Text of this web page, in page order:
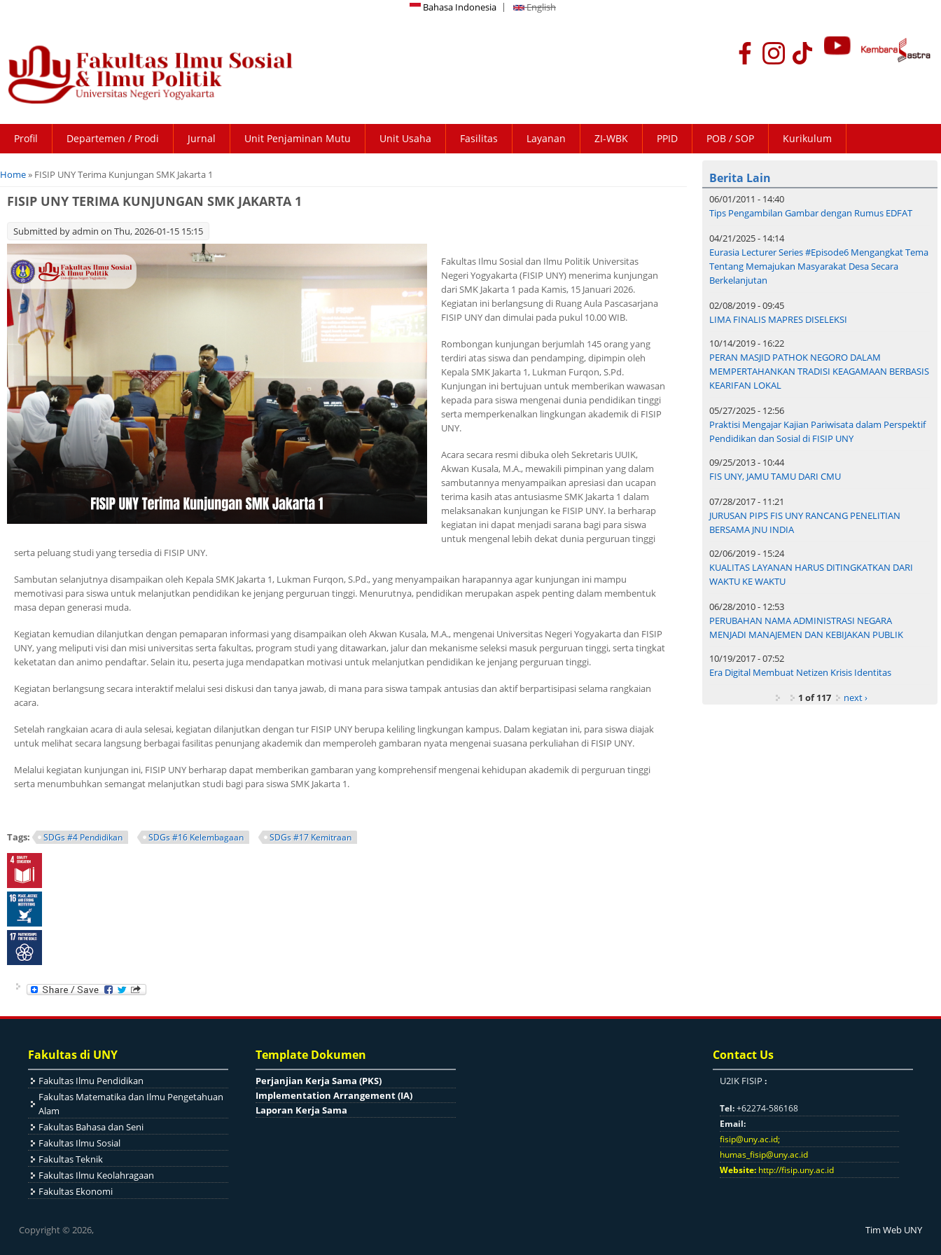
Bahasa Indonesia English
Profil Departemen / Prodi Jurnal Unit Penjaminan Mutu Unit Usaha Fasilitas Layanan ZI-WBK PPID POB / SOP Kurikulum
You are here
Home» FISIP UNY Terima Kunjungan SMK Jakarta 1
FISIP UNY TERIMA KUNJUNGAN SMK JAKARTA 1
Submitted byadmin on Thu, 2026-01-15 15:15
Fakultas Ilmu Sosial dan Ilmu Politik Universitas
Negeri Yogyakarta (FISIP UNY) menerima kunjungan
dari SMK Jakarta 1 pada Kamis, 15 Januari 2026.
Kegiatan ini berlangsung di Ruang Aula Pascasarjana
FISIP UNY dan dimulai pada pukul 10.00 WIB.
Rombongan kunjungan berjumlah 145 orang yang
terdiri atas siswa dan pendamping, dipimpin oleh
Kepala SMK Jakarta 1, Lukman Furqon, S.Pd.
Kunjungan ini bertujuan untuk memberikan wawasan
kepada para siswa mengenai dunia pendidikan tinggi
serta memperkenalkan lingkungan akademik di FISIP
UNY.
Acara secara resmi dibuka oleh Sekretaris UUIK,
Akwan Kusala, M.A., mewakili pimpinan yang dalam
sambutannya menyampaikan apresiasi dan ucapan
terima kasih atas antusiasme SMK Jakarta 1 dalam
melaksanakan kunjungan ke FISIP UNY. Ia berharap
kegiatan ini dapat menjadi sarana bagi para siswa
untuk mengenal lebih dekat dunia perguruan tinggi
serta peluang studi yang tersedia di FISIP UNY.
Sambutan selanjutnya disampaikan oleh Kepala SMK Jakarta 1, Lukman Furqon, S.Pd., yang menyampaikan harapannya agar kunjungan ini mampu
memotivasi para siswa untuk melanjutkan pendidikan ke jenjang perguruan tinggi. Menurutnya, pendidikan merupakan aspek penting dalam membentuk
masa depan generasi muda.
Kegiatan kemudian dilanjutkan dengan pemaparan informasi yang disampaikan oleh Akwan Kusala, M.A., mengenai Universitas Negeri Yogyakarta dan FISIP
UNY, yang meliputi visi dan misi universitas serta fakultas, program studi yang ditawarkan, jalur dan mekanisme seleksi masuk perguruan tinggi, serta tingkat
keketatan dan animo pendaftar. Selain itu, peserta juga mendapatkan motivasi untuk melanjutkan pendidikan ke jenjang perguruan tinggi.
Kegiatan berlangsung secara interaktif melalui sesi diskusi dan tanya jawab, di mana para siswa tampak antusias dan aktif berpartisipasi selama rangkaian
acara.
Setelah rangkaian acara di aula selesai, kegiatan dilanjutkan dengan tur FISIP UNY berupa keliling lingkungan kampus. Dalam kegiatan ini, para siswa diajak
untuk melihat secara langsung berbagai fasilitas penunjang akademik dan memperoleh gambaran nyata mengenai suasana perkuliahan di FISIP UNY.
Melalui kegiatan kunjungan ini, FISIP UNY berharap dapat memberikan gambaran yang komprehensif mengenai kehidupan akademik di perguruan tinggi
serta menumbuhkan semangat melanjutkan studi bagi para siswa SMK Jakarta 1.
Tags: SDGs #4 Pendidikan SDGs #16 Kelembagaan SDGs #17 Kemitraan
Berita Lain
06/01/2011 - 14:40
Tips Pengambilan Gambar dengan Rumus EDFAT
04/21/2025 - 14:14
Eurasia Lecturer Series #Episode6 Mengangkat Tema
Tentang Memajukan Masyarakat Desa Secara
Berkelanjutan
02/08/2019 - 09:45
LIMA FINALIS MAPRES DISELEKSI
10/14/2019 - 16:22
PERAN MASJID PATHOK NEGORO DALAM
MEMPERTAHANKAN TRADISI KEAGAMAAN BERBASIS
KEARIFAN LOKAL
05/27/2025 - 12:56
Praktisi Mengajar Kajian Pariwisata dalam Perspektif
Pendidikan dan Sosial di FISIP UNY
09/25/2013 - 10:44
FIS UNY, JAMU TAMU DARI CMU
07/28/2017 - 11:21
JURUSAN PIPS FIS UNY RANCANG PENELITIAN
BERSAMA JNU INDIA
02/06/2019 - 15:24
KUALITAS LAYANAN HARUS DITINGKATKAN DARI
WAKTU KE WAKTU
06/28/2010 - 12:53
PERUBAHAN NAMA ADMINISTRASI NEGARA
MENJADI MANAJEMEN DAN KEBIJAKAN PUBLIK
10/19/2017 - 07:52
Era Digital Membuat Netizen Krisis Identitas
1 of 117
next ›
Fakultas di UNY
Fakultas Ilmu Pendidikan
Fakultas Matematika dan Ilmu Pengetahuan
Alam
Fakultas Bahasa dan Seni
Fakultas Ilmu Sosial
Fakultas Teknik
Fakultas Ilmu Keolahragaan
Fakultas Ekonomi
Template Dokumen
Perjanjian Kerja Sama (PKS)
Implementation Arrangement (IA)
Laporan Kerja Sama
Contact Us
U2IK FISIP :
Tel:+62274-586168
Email:
fisip@uny.ac.id;
humas_fisip@uny.ac.id
Website: http://fisip.uny.ac.id
Copyright © 2026, Tim Web UNY